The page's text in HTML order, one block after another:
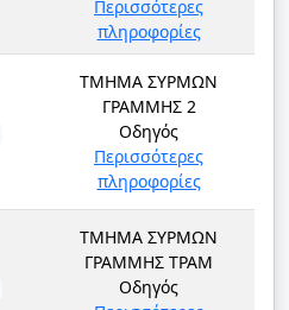
Περισσότερες
πληροφορίες
ΤΜΗΜΑ ΣΥΡΜΩΝ
ΓΡΑΜΜΗΣ 2
Οδηγός
Περισσότερες
πληροφορίες
ΤΜΗΜΑ ΣΥΡΜΩΝ
ΓΡΑΜΜΗΣ ΤΡΑΜ
Οδηγός